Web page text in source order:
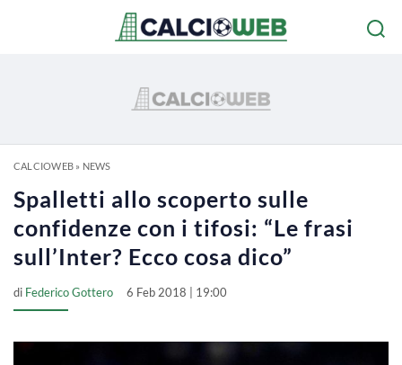
CALCIOWEB» NEWS
Spalletti allo scoperto sulle
confidenze con i tifosi: “Le frasi
sull’Inter? Ecco cosa dico”
di Federico Gottero 6 Feb 2018 | 19:00